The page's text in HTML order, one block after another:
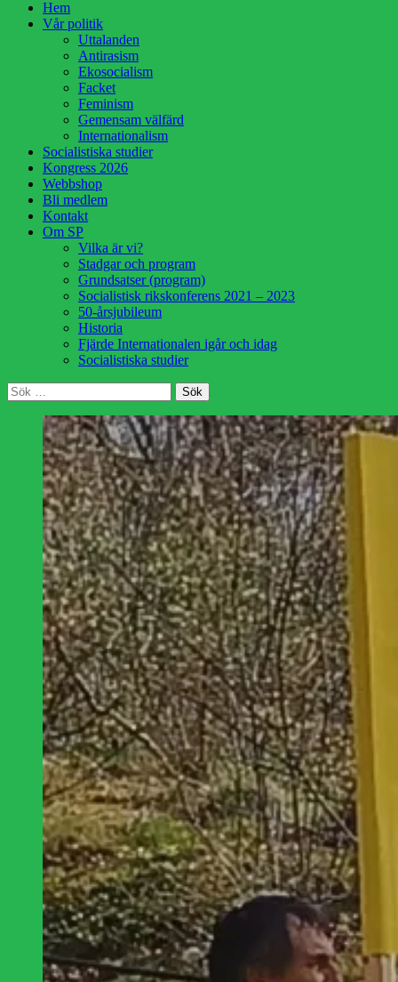
HoppaHem
Vår politik
Uttalanden
Antirasism
Ekosocialism
Facket
Feminism
Gemensam välfärd
Internationalism
Socialistiska studier
Kongress 2026
Webbshop
Bli medlem
Kontakt
Om SP
Vilka är vi?
Stadgar och program
Grundsatser (program)
Socialistisk rikskonferens 2021 – 2023
50-årsjubileum
Historia
Fjärde Internationalen igår och idag
Socialistiska studier
Sök
Sök
efter: